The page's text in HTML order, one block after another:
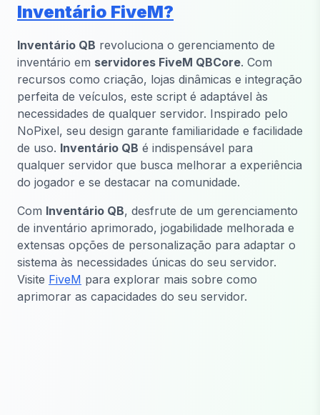
Inventário FiveM?
Inventário QB revoluciona o gerenciamento de
inventário em servidores FiveM QBCore. Com
recursos como criação, lojas dinâmicas e integração
perfeita de veículos, este script é adaptável às
necessidades de qualquer servidor. Inspirado pelo
NoPixel, seu design garante familiaridade e facilidade
de uso. Inventário QB é indispensável para
qualquer servidor que busca melhorar a experiência
do jogador e se destacar na comunidade.
Com Inventário QB, desfrute de um gerenciamento
de inventário aprimorado, jogabilidade melhorada e
extensas opções de personalização para adaptar o
sistema às necessidades únicas do seu servidor.
Visite FiveM para explorar mais sobre como
aprimorar as capacidades do seu servidor.